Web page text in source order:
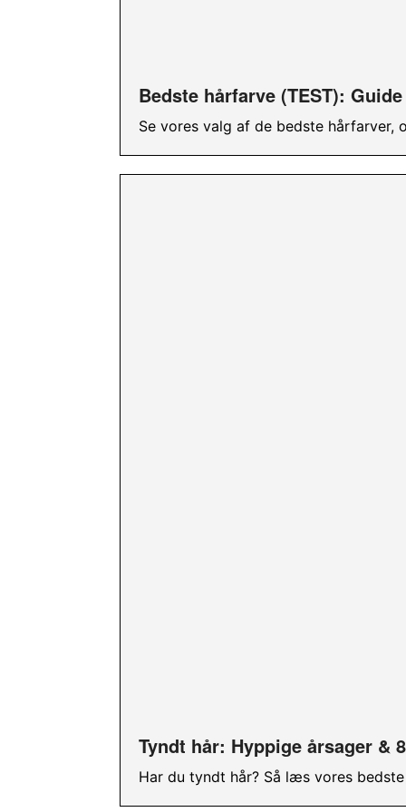
Bedste hårfarve (TEST):
Se vores valg af de bedste
Tyndt hår: Hyppige årsager &
Har du tyndt hår? Så læs vores